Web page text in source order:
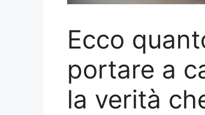
Ecco
portare a
la verità